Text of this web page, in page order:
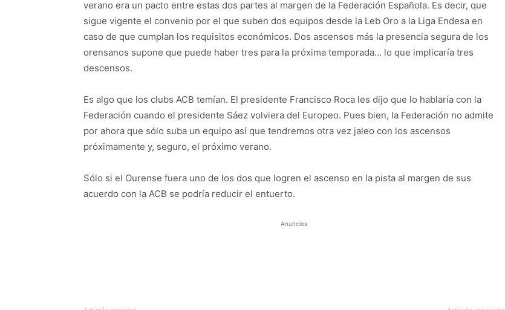
verano era un pacto entre estas dos partes al margen de la Federación Española. Es decir, que
sigue vigente el convenio por el que suben dos equipos desde la Leb Oro a la Liga Endesa en
caso de que cumplan los requisitos económicos. Dos ascensos más la presencia segura de los
orensanos supone que puede haber tres para la próxima temporada… lo que implicaría tres
descensos.
Es algo que los clubs ACB temían. El presidente Francisco Roca les dijo que lo hablaría con la
Federación cuando el presidente Sáez volviera del Europeo. Pues bien, la Federación no admite
por ahora que sólo suba un equipo así que tendremos otra vez jaleo con los ascensos
próximamente y, seguro, el próximo verano.
Sólo si el Ourense fuera uno de los dos que logren el ascenso en la pista al margen de sus
acuerdo con la ACB se podría reducir el entuerto.
Anuncios